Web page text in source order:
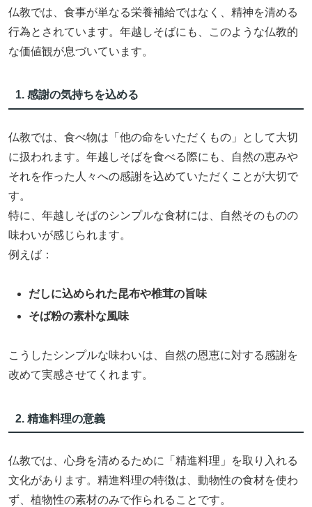
仏教では、食事が単なる栄養補給ではなく、精神を清める
行為とされています。年越しそばにも、このような仏教的
な価値観が息づいています。
1. 感謝の気持ちを込める
仏教では、食べ物は「他の命をいただくもの」として大切
に扱われます。年越しそばを食べる際にも、自然の恵みや
それを作った人々への感謝を込めていただくことが大切で
す。
特に、年越しそばのシンプルな食材には、自然そのものの
味わいが感じられます。
例えば：
だしに込められた昆布や椎茸の旨味
そば粉の素朴な風味
こうしたシンプルな味わいは、自然の恩恵に対する感謝を
改めて実感させてくれます。
2. 精進料理の意義
仏教では、心身を清めるために「精進料理」を取り入れる
文化があります。精進料理の特徴は、動物性の食材を使わ
ず、植物性の素材のみで作られることです。